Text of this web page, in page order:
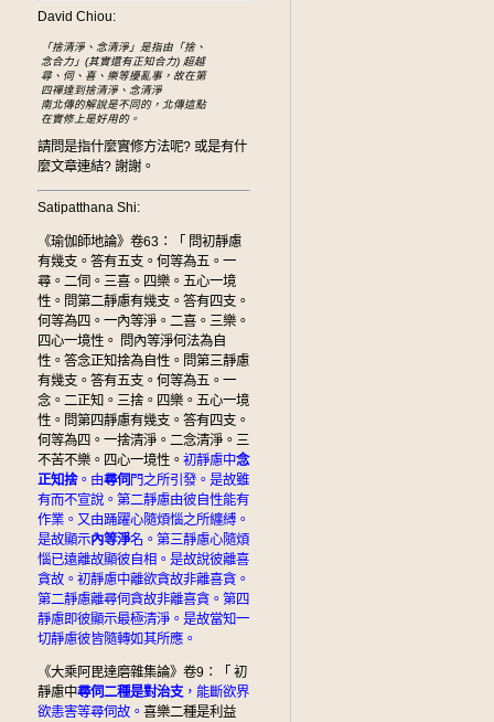
David Chiou:
「捨清淨、念清淨」是指由「捨、
念合力」(其實還有正知合力) 超越
尋、伺、喜、樂等擾亂事，故在第
四禪達到捨清淨、念清淨
南北傳的解說是不同的，北傳這點
在實修上是好用的。
請問是指什麼實修方法呢? 或是有什
麼文章連結? 謝謝。
Satipatthana Shi:
《瑜伽師地論》卷63：「 問初靜慮
有幾支。答有五支。何等為五。一
尋。二伺。三喜。四樂。五心一境
性。問第二靜慮有幾支。答有四支。
何等為四。一內等淨。二喜。三樂。
四心一境性。 問內等淨何法為自
性。答念正知捨為自性。問第三靜慮
有幾支。答有五支。何等為五。一
念。二正知。三捨。四樂。五心一境
性。問第四靜慮有幾支。答有四支。
何等為四。一捨清淨。二念清淨。三
不苦不樂。四心一境性。 初靜慮中念
正知捨。由尋伺 門之所引發。是故雖
有而不宣說。第二靜慮由彼自性能有
作業。又由踊躍心隨煩惱之所纏縛。
是故顯示內等淨名。第三靜慮心隨煩
惱已遠離故顯彼自相。是故說彼離喜
貪故。初靜慮中離欲貪故非離喜貪。
第二靜慮離尋伺貪故非離喜貪。第四
靜慮即彼顯示最極清淨。是故當知一
切靜慮彼皆隨轉如其所應。
《大乘阿毘達磨雜集論》卷9：「 初
靜慮中尋伺二種是對治支，能斷欲界
欲恚害等尋伺故。 喜樂二種是利益